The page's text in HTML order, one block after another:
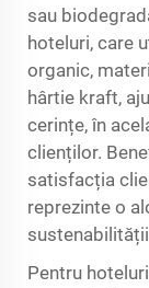
sau
hoteluri, care
organic,
hârtie kraft,
cerințe, în
clienților.
satisfacția
reprezinte o
Pentru